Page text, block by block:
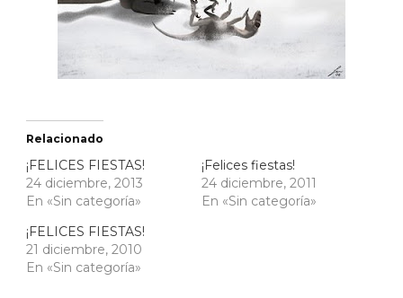
Relacionado
¡FELICES FIESTAS!
24 diciembre, 2013
En «Sin categoría»
¡Felices fiestas!
24 diciembre, 2011
En «Sin categoría»
¡FELICES FIESTAS!
21 diciembre, 2010
En «Sin categoría»